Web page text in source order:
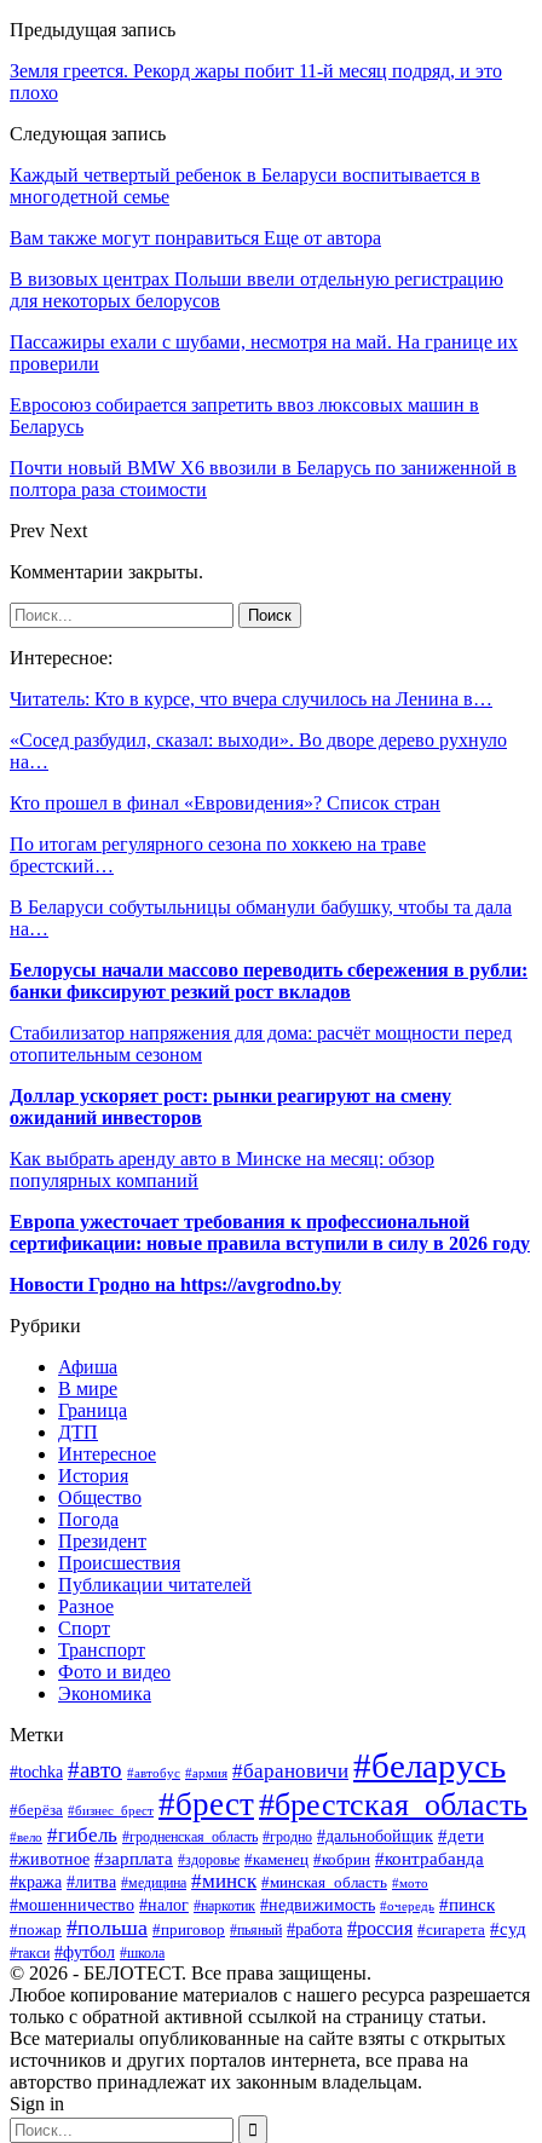
Предыдущая запись
Земля греется. Рекорд жары побит 11-й месяц подряд, и это
плохо
Следующая запись
Каждый четвертый ребенок в Беларуси воспитывается в
многодетной семье
Вам также могут понравиться Еще от автора
В визовых центрах Польши ввели отдельную регистрацию
для некоторых белорусов
Пассажиры ехали с шубами, несмотря на май. На границе их
проверили
Евросоюз собирается запретить ввоз люксовых машин в
Беларусь
Почти новый BMW X6 ввозили в Беларусь по заниженной в
полтора раза стоимости
Prev Next
Комментарии закрыты.
Интересное:
Читатель: Кто в курсе, что вчера случилось на Ленина в…
«Сосед разбудил, сказал: выходи». Во дворе дерево рухнуло
на…
Кто прошел в финал «Евровидения»? Список стран
По итогам регулярного сезона по хоккею на траве
брестский…
В Беларуси собутыльницы обманули бабушку, чтобы та дала
на…
Белорусы начали массово переводить сбережения в рубли:
банки фиксируют резкий рост вкладов
Стабилизатор напряжения для дома: расчёт мощности перед
отопительным сезоном
Доллар ускоряет рост: рынки реагируют на смену
ожиданий инвесторов
Как выбрать аренду авто в Минске на месяц: обзор
популярных компаний
Европа ужесточает требования к профессиональной
сертификации: новые правила вступили в силу в 2026 году
Новости Гродно на https://avgrodno.by
Рубрики
Афиша
В мире
Граница
ДТП
Интересное
История
Общество
Погода
Президент
Происшествия
Публикации читателей
Разное
Спорт
Транспорт
Фото и видео
Экономика
Метки
#tochka #авто #автобус #армия #барановичи #беларусь
#берёза #бизнес_брест #брест#брестская_область
#вело #гибель #гродненская_область #гродно #дальнобойщик #дети
#животное #зарплата #здоровье #каменец #кобрин #контрабанда
#кража #литва #медицина #минск #минская_область #мото
#мошенничество #налог #наркотик #недвижимость #очередь #пинск
#пожар #польша #приговор #пьяный #работа #россия #сигарета #суд
#такси #футбол #школа
© 2026 - БЕЛОТЕСТ. Все права защищены.
Любое копирование материалов с нашего ресурса разрешается
только с обратной активной ссылкой на страницу статьи.
Все материалы опубликованные на сайте взяты с открытых
источников и других порталов интернета, все права на
авторство принадлежат их законным владельцам.
Sign in